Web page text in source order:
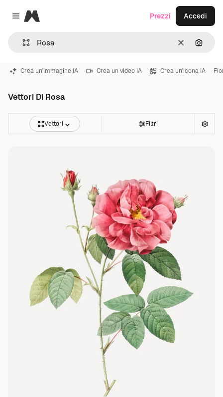
Close menu
Magnific
CancellaCerca
Prezzi Accedi
Crea un'immagine IA Crea un video IA Crea un'icona IA
Vettori Di Rosa
Vettori Filtri